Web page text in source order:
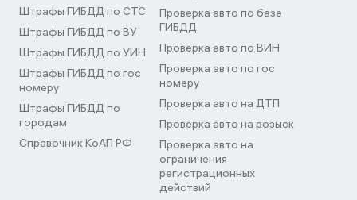
Штрафы ГИБДД по СТС
Штрафы ГИБДД по ВУ
Штрафы ГИБДД по УИН
Штрафы ГИБДД по гос
номеру
Штрафы ГИБДД по
городам
Справочник КоАП РФ
Проверка авто по базе
ГИБДД
Проверка авто по ВИН
Проверка авто по гос
номеру
Проверка авто на ДТП
Проверка авто на розыск
Проверка авто на
ограничения
регистрационных
действий